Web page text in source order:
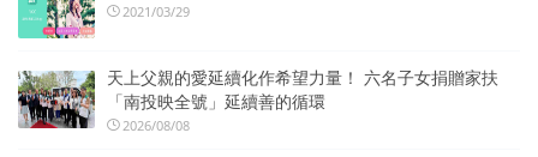
2021/03/29
天上父親的愛延續化作希望力量！ 六名子女捐贈家扶
「南投映全號」延續善的循環
2026/08/08